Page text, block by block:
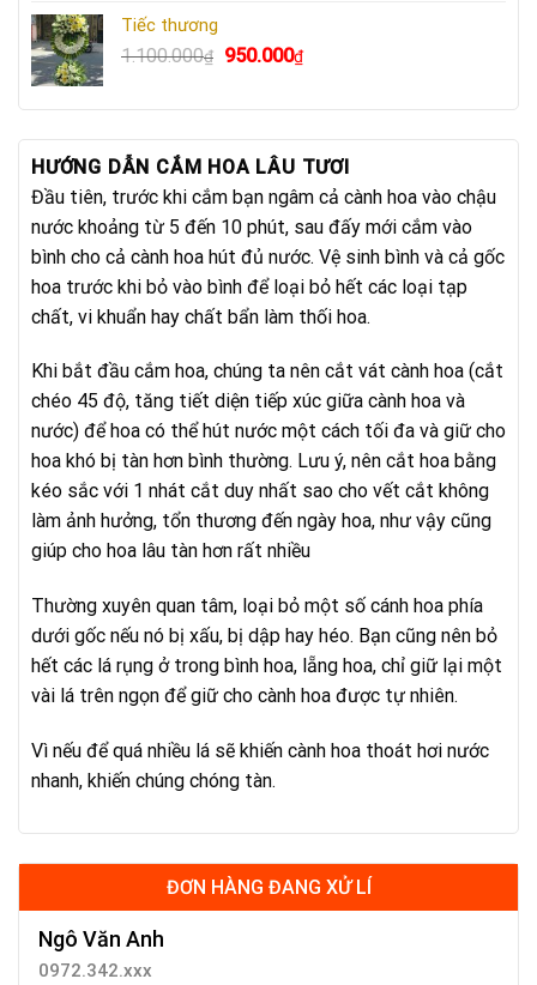
750.000₫.
640.000₫.
Tiếc thương
1.100.000₫
Giá
là:
950.000₫Giá
tại
950.000₫.
HƯỚNG DẪN CẮM HOA LÂU TƯƠI
Đầu tiên, trước khi cắm bạn ngâm cả cành hoa vào chậu
nước khoảng từ 5 đến 10 phút, sau đấy mới cắm vào
bình cho cả cành hoa hút đủ nước. Vệ sinh bình và cả gốc
hoa trước khi bỏ vào bình để loại bỏ hết các loại tạp
chất, vi khuẩn hay chất bẩn làm thối hoa.
Khi bắt đầu cắm hoa, chúng ta nên cắt vát cành hoa (cắt
chéo 45 độ, tăng tiết diện tiếp xúc giữa cành hoa và
nước) để hoa có thể hút nước một cách tối đa và giữ cho
hoa khó bị tàn hơn bình thường. Lưu ý, nên cắt hoa bằng
kéo sắc với 1 nhát cắt duy nhất sao cho vết cắt không
làm ảnh hưởng, tổn thương đến ngày hoa, như vậy cũng
giúp cho hoa lâu tàn hơn rất nhiều
Thường xuyên quan tâm, loại bỏ một số cánh hoa phía
dưới gốc nếu nó bị xấu, bị dập hay héo. Bạn cũng nên bỏ
hết các lá rụng ở trong bình hoa, lẵng hoa, chỉ giữ lại một
vài lá trên ngọn để giữ cho cành hoa được tự nhiên.
Vì nếu để quá nhiều lá sẽ khiến cành hoa thoát hơi nước
nhanh, khiến chúng chóng tàn.
ĐƠN HÀNG ĐANG XỬ LÍ
Ngô Văn Anh
0972.342.xxx